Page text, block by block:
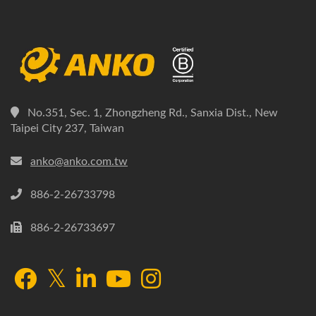
No.351, Sec. 1, Zhongzheng Rd., Sanxia Dist., New
Taipei City 237, Taiwan
anko@anko.com.tw
886-2-26733798
886-2-26733697